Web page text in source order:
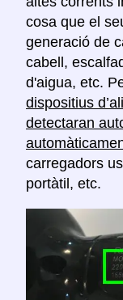
cosa que el
generació de
cabell,
d'aigua, etc.
dispositius
detectaran
carregadors
portàtil, etc.